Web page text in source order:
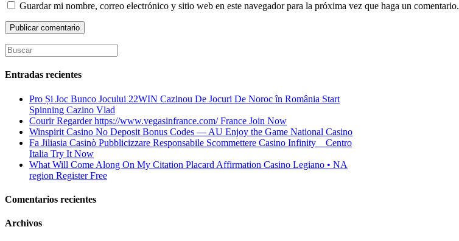
Guardar mi nombre, correo electrónico y sitio web en este navegador para la próxima vez que haga un comentario.
Entradas recientes
Pro Și Joc Bunco Jocului 22WIN Cazinou De Jocuri De Noroc în România Start
Spinning Cazino Vlad
Courir Regarder https://www.vegasinfrance.com/ France Join Now
Winspirit Casino No Deposit Bonus Codes — AU Enjoy the Game National Casino
Fa Jiliasia Casinò Pubblicizzare Responsabile Scommettere Casino Infinity _ Centro
Italia Try It Now
What Will Come Along On My Citation Placard Affirmation Casino Legiano • NA
region Register Free
Comentarios recientes
Archivos